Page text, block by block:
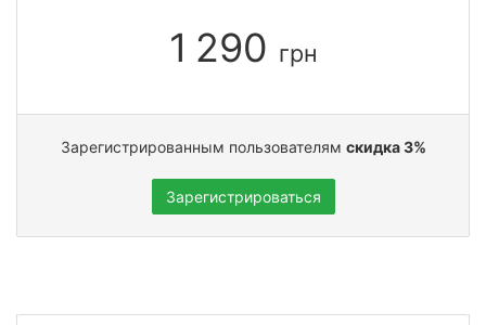
1 290 грн
Зарегистрированным пользователям скидка 3%
Зарегистрироваться